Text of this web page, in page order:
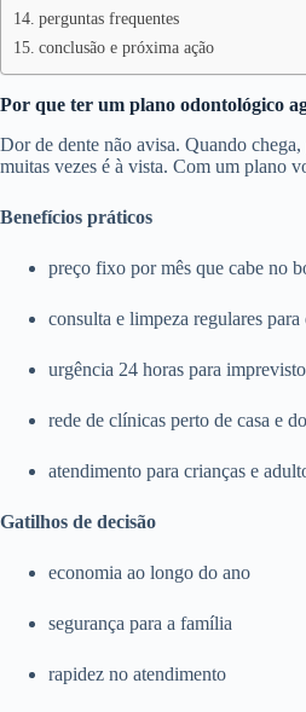
perguntas frequentes
conclusão e próxima ação
Por que ter um plano odontológico
Dor de dente não avisa. Quando
muitas vezes é à vista. Com um plano
Benefícios práticos
preço fixo por mês que cabe no
consulta e limpeza regulares
urgência 24 horas para
rede de clínicas perto de casa e
atendimento para crianças e
Gatilhos de decisão
economia ao longo do ano
segurança para a família
rapidez no atendimento